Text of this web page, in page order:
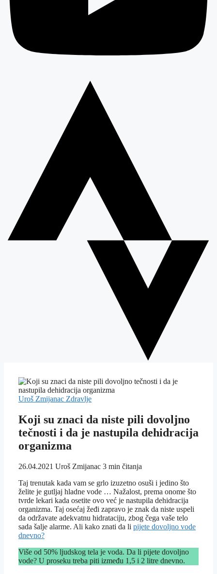
Uroš Zmijanac Zdravlje
Koji su znaci da niste pili dovoljno
tečnosti i da je nastupila dehidracija
organizma
26.04.2021 Uroš Zmijanac 3 min čitanja
Taj trenutak kada vam se grlo izuzetno osuši i jedino što
želite je gutljaj hladne vode … Nažalost, prema onome što
tvrde lekari kada osetite ovo već je nastupila dehidracija
organizma. Taj osećaj žeđi zapravo je znak da niste uspeli
da održavate adekvatnu hidrataciju, zbog čega vaše telo
sada šalje alarme. Ali kako znati da li pijete dovoljno vode
dnevno?
Više od 50% ljudskog tela je voda. Da li pijete dovoljno
vode? U proseku treba piti između 1,5 i 2 litre dnevno.